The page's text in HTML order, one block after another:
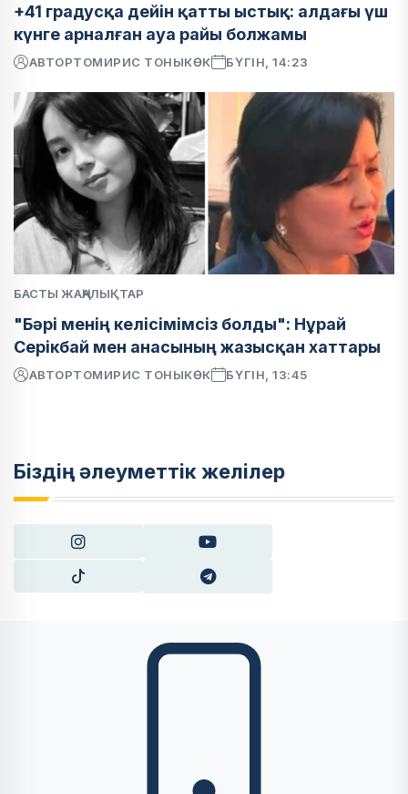
+41 градусқа дейін қатты ыстық: алдағы үш
күнге арналған ауа райы болжамы
АВТОРТОМИРИС ТОНЫКӨК БҮГІН, 14:23
БАСТЫ ЖАҢАЛЫҚТАР
"Бәрі менің келісімімсіз болды": Нұрай
Серікбай мен анасының жазысқан хаттары
АВТОРТОМИРИС ТОНЫКӨК БҮГІН, 13:45
Біздің әлеуметтік желілер